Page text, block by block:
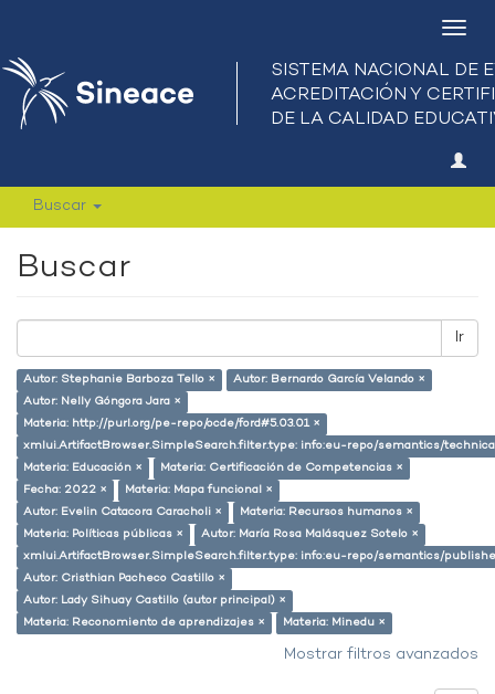
Buscar
Buscar
Ir
Autor: Stephanie Barboza Tello ×
Autor: Bernardo García Velando ×
Autor: Nelly Góngora Jara ×
Materia: http://purl.org/pe-repo/ocde/ford#5.03.01 ×
xmlui.ArtifactBrowser.SimpleSearch.filter.type: info:eu-repo/semantics/
Materia: Educación ×
Materia: Certificación de Competencias ×
Fecha: 2022 ×
Materia: Mapa funcional ×
Autor: Evelin Catacora Caracholi ×
Materia: Recursos humanos ×
Materia: Políticas públicas ×
Autor: María Rosa Malásquez Sotelo ×
xmlui.ArtifactBrowser.SimpleSearch.filter.type: info:eu-repo/semantics/
Autor: Cristhian Pacheco Castillo ×
Autor: Lady Sihuay Castillo (autor principal) ×
Materia: Reconomiento de aprendizajes ×
Materia: Minedu ×
Mostrar filtros avanzados